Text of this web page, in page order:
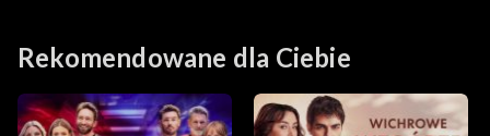
Rekomendowane dla Ciebie